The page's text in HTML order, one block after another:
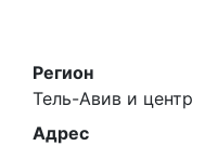
Регион
Тель-Авив и центр
Адрес